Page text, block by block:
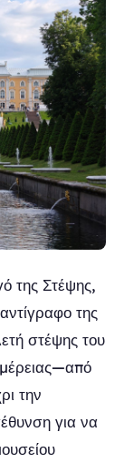
της Στέψης,
της
στέψης του
την
για να